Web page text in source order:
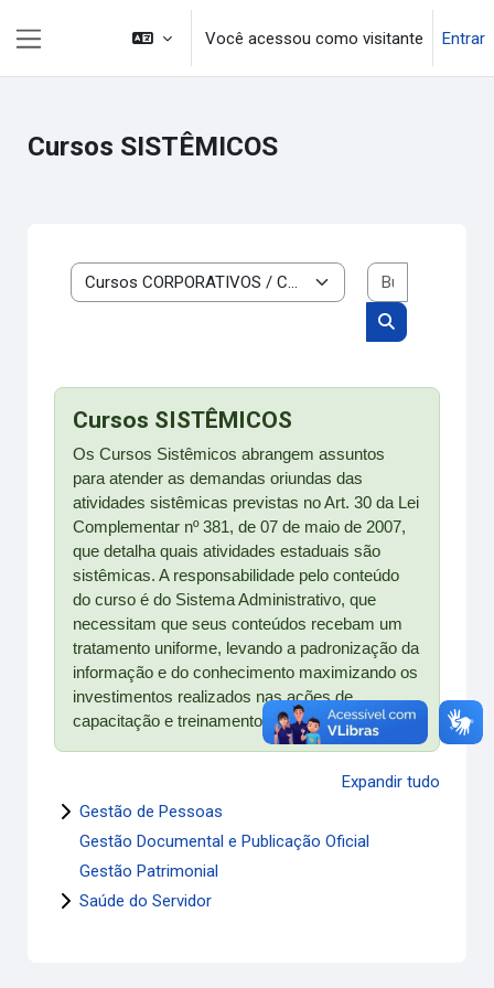
Ir para o conteúdo principal
Você acessou como visitante Entrar
Cursos SISTÊMICOS
Categorias de cursos
Buscar cursos
Cursos SISTÊMICOS
Os Cursos Sistêmicos abrangem assuntos
para atender as demandas oriundas das
atividades sistêmicas previstas no Art. 30 da Lei
Complementar nº 381, de 07 de maio de 2007,
que detalha quais atividades estaduais são
sistêmicas. A responsabilidade pelo conteúdo
do curso é do Sistema Administrativo, que
necessitam que seus conteúdos recebam um
tratamento uniforme, levando a padronização da
informação e do conhecimento maximizando os
investimentos realizados nas ações de
capacitação e treinamentos.
Expandir tudo
Gestão de Pessoas
Gestão Documental e Publicação Oficial
Gestão Patrimonial
Saúde do Servidor